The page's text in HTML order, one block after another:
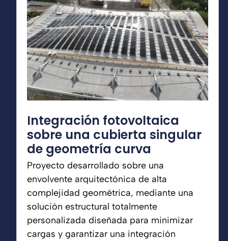
Integración fotovoltaica
sobre una cubierta singular
de geometría curva
Proyecto desarrollado sobre una
envolvente arquitectónica de alta
complejidad geométrica, mediante una
solución estructural totalmente
personalizada diseñada para minimizar
cargas y garantizar una integración